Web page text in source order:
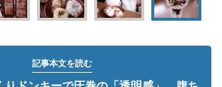
記事本文を読む